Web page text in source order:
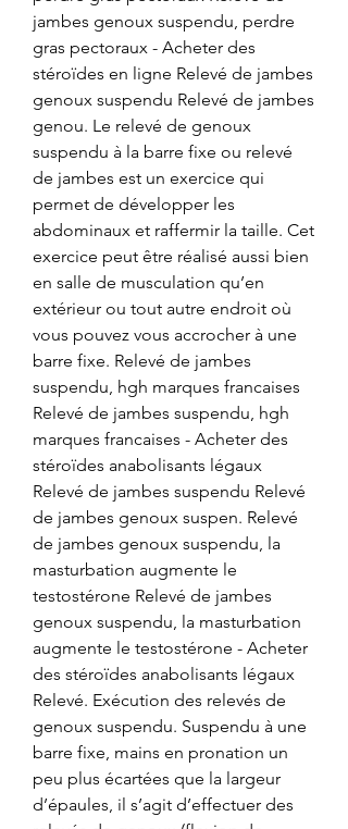
jambes genoux suspendu, perdre
gras pectoraux - Acheter des
stéroïdes en ligne Relevé de jambes
genoux suspendu Relevé de jambes
genou. Le relevé de genoux
suspendu à la barre fixe ou relevé
de jambes est un exercice qui
permet de développer les
abdominaux et raffermir la taille. Cet
exercice peut être réalisé aussi bien
en salle de musculation qu’en
extérieur ou tout autre endroit où
vous pouvez vous accrocher à une
barre fixe. Relevé de jambes
suspendu, hgh marques francaises
Relevé de jambes suspendu, hgh
marques francaises - Acheter des
stéroïdes anabolisants légaux
Relevé de jambes suspendu Relevé
de jambes genoux suspen. Relevé
de jambes genoux suspendu, la
masturbation augmente le
testostérone Relevé de jambes
genoux suspendu, la masturbation
augmente le testostérone - Acheter
des stéroïdes anabolisants légaux
Relevé. Exécution des relevés de
genoux suspendu. Suspendu à une
barre fixe, mains en pronation un
peu plus écartées que la largeur
d’épaules, il s’agit d’effectuer des